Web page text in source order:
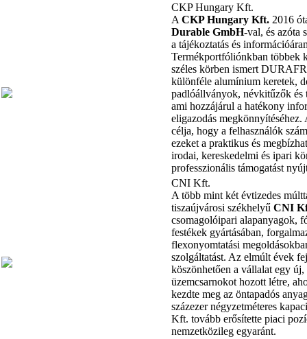
CKP Hungary Kft.
ACKP Hungary Kft. 2016
Durable GmbH-val, és azóta
a tájékoztatás és
Termékportfóliónkban többek
széles körben ismert
különféle alumínium keretek,
padlóállványok, névkitűzők és
ami hozzájárul a hatékony
eligazodás
célja, hogy a felhasználók
ezeket a praktikus és
irodai, kereskedelmi és ipari
professzionális támogatást
CNI Kft.
A több mint két évtizedes
tiszaújvárosi székhelyűCNI
csomagolóipari alapanyagok,
festékek gyártásában,
flexonyomtatási
szolgáltatást. Az elmúlt évek
köszönhetően a vállalat egy új,
üzemcsarnokot hozott létre,
kezdte meg az öntapadós
százezer négyzetméteres
Kft. tovább erősítette piaci
nemzetközileg egyaránt.